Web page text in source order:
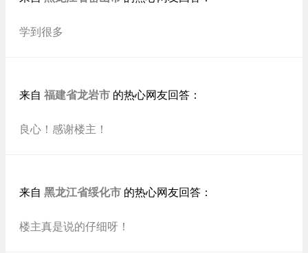
学到很多
来自 福建省龙岩市 的热心网友回答：
良心！感谢楼主！
来自 黑龙江省绥化市 的热心网友回答：
楼主真是说的仔细呀！